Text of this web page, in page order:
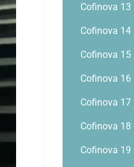
Cofinova 13
Cofinova 14
Cofinova 15
Cofinova 16
Cofinova 17
Cofinova 18
Cofinova 19